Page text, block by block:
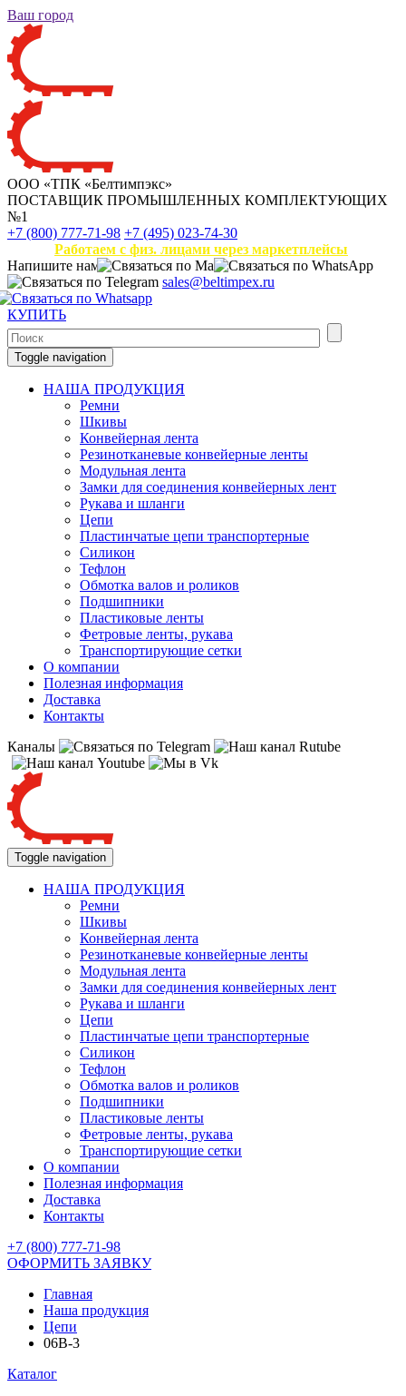
Ваш город
ООО «ТПК «Белтимпэкс»
ПОСТАВЩИК ПРОМЫШЛЕННЫХ КОМПЛЕКТУЮЩИХ
№1
+7 (800) 777-71-98 +7 (495) 023-74-30
Работаем с физ. лицами через маркетплейсы
Напишите нам
sales@beltimpex.ru
КУПИТЬ
Toggle navigation
НАША ПРОДУКЦИЯ
Ремни
Шкивы
Конвейерная лента
Резинотканевые конвейерные ленты
Модульная лента
Замки для соединения конвейерных лент
Рукава и шланги
Цепи
Пластинчатые цепи транспортерные
Силикон
Тефлон
Обмотка валов и роликов
Подшипники
Пластиковые ленты
Фетровые ленты, рукава
Транспортирующие сетки
О компании
Полезная информация
Доставка
Контакты
Каналы
Toggle navigation
НАША ПРОДУКЦИЯ
Ремни
Шкивы
Конвейерная лента
Резинотканевые конвейерные ленты
Модульная лента
Замки для соединения конвейерных лент
Рукава и шланги
Цепи
Пластинчатые цепи транспортерные
Силикон
Тефлон
Обмотка валов и роликов
Подшипники
Пластиковые ленты
Фетровые ленты, рукава
Транспортирующие сетки
О компании
Полезная информация
Доставка
Контакты
+7 (800) 777-71-98
ОФОРМИТЬ ЗАЯВКУ
Главная
Наша продукция
Цепи
06B-3
Каталог